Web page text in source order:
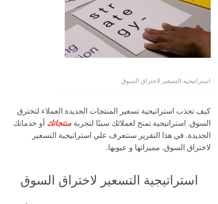
استراتيجية التسعير لاختراق السوق
كيف تجذب استراتيجية تسعير المنتجات الجديدة العملاء لتخترق
السوق. استراتيجية تمنح لعملائك سببًا لتجربة منتجاتك أو خدماتك
الجديدة. في هذا التقرير سنتعرف علي استراتيجية التسعير
لاختراق السوق. مميزاتها و عيوبها.
استراتيجية التسعير لاختراق السوق